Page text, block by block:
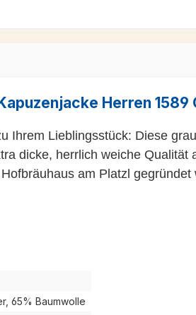
Herren 1589
Ihrem Lieblingsstück: Diese
dicke, herrlich weiche
am Platzl
65% Baumwolle